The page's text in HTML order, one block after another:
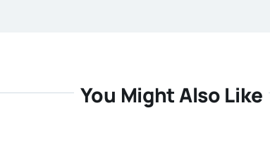
You Might Also Like